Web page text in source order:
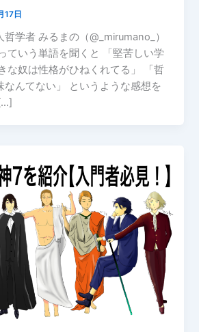
17日
学者 みるまの（@_mirumano_）
ていう単語を聞くと 「堅苦しい学
な奴は性格がひねくれてる」 「哲
なんてない」 というような感想を